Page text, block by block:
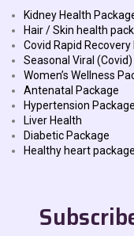
Kidney Health
Hair / Skin health
Covid Rapid Recovery
Seasonal Viral
Women’s Wellness
Antenatal Package
Hypertension Package
Liver Health
Diabetic Package
Healthy heart package